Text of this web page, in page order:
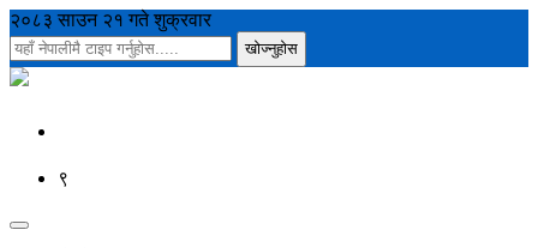
२०८३ साउन २१ गते शुक्रवार
९